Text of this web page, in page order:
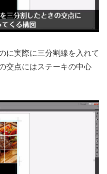
に実際に三分割線を入れて
交点にはステーキの中心